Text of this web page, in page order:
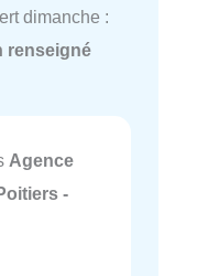
dimanche :
renseigné
Agence
-